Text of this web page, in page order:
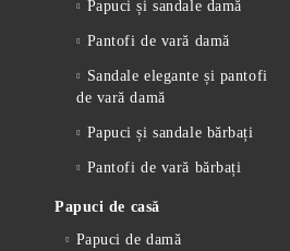
Papuci și sandale damă
Pantofi de vară damă
Sandale elegante și pantofi
de vară damă
Papuci și sandale bărbați
Pantofi de vară bărbați
Papuci de casă
Papuci de damă